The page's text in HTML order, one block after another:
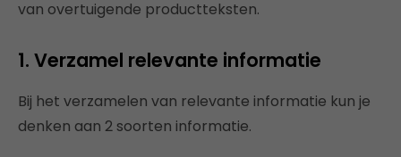
van overtuigende productteksten.
1. Verzamel relevante informatie
Bij het verzamelen van relevante informatie kun je
denken aan 2 soorten informatie.